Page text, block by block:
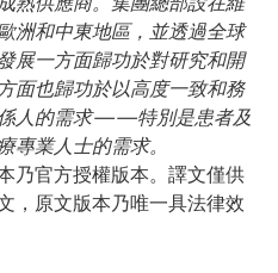
洲和中東地區，並透過全球
展一方面歸功於對研究和開
面也歸功於以高度一致和務
人的需求——特別是患者及
專業人士的需求。
乃官方授權版本。譯文僅供
，原文版本乃唯一具法律效